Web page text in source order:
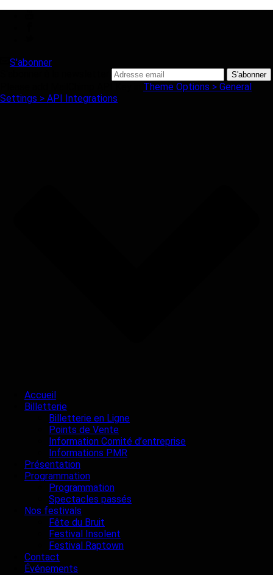
S'abonner
Theme Options > General
Settings > API Integrations
Accueil
Billetterie
Billetterie en Ligne
Points de Vente
Information Comité d’entreprise
Informations PMR
Présentation
Programmation
Programmation
Spectacles passés
Nos festivals
Fête du Bruit
Festival Insolent
Festival Raptown
Contact
Événements